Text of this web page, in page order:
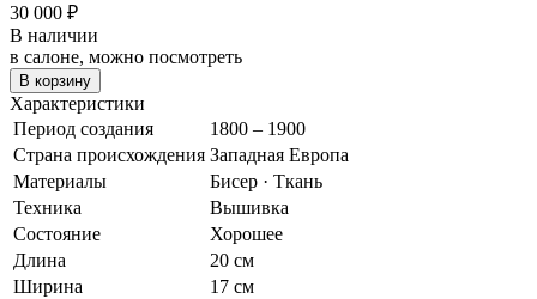
30 000 ₽
В наличии
в салоне, можно посмотреть
В корзину
Характеристики
Период создания
1800 – 1900
Страна происхождения Западная Европа
Материалы
Бисер · Ткань
Техника
Вышивка
Состояние
Хорошее
Длина
20 см
Ширина
17 см